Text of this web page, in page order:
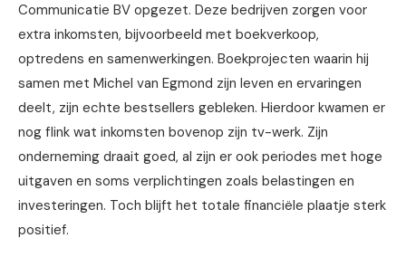
Communicatie BV opgezet. Deze bedrijven zorgen voor
extra inkomsten, bijvoorbeeld met boekverkoop,
optredens en samenwerkingen. Boekprojecten waarin hij
samen met Michel van Egmond zijn leven en ervaringen
deelt, zijn echte bestsellers gebleken. Hierdoor kwamen er
nog flink wat inkomsten bovenop zijn tv-werk. Zijn
onderneming draait goed, al zijn er ook periodes met hoge
uitgaven en soms verplichtingen zoals belastingen en
investeringen. Toch blijft het totale financiële plaatje sterk
positief.